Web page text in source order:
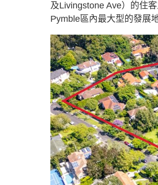
及Livingstone Ave）的住
Pymble區內最大型的發展